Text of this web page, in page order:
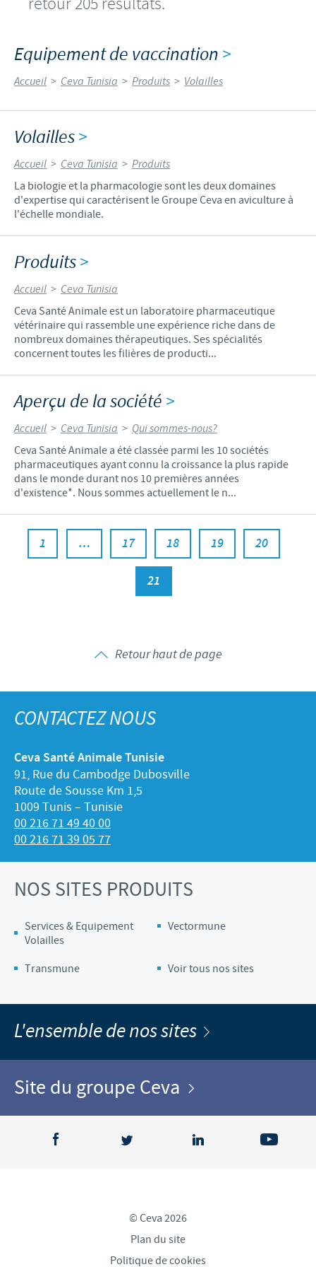
Equipement de vaccination >
Accueil > Ceva Tunisia > Produits > Volailles
Volailles>
Accueil > Ceva Tunisia > Produits
La biologie et la pharmacologie sont les deux domaines
d'expertise qui caractérisent le Groupe Ceva en aviculture à
l'échelle mondiale.
Produits>
Accueil > Ceva Tunisia
Ceva Santé Animale est un laboratoire pharmaceutique
vétérinaire qui rassemble une expérience riche dans de
nombreux domaines thérapeutiques. Ses spécialités
concernent toutes les filières de producti...
Aperçu de la société >
Accueil > Ceva Tunisia > Qui sommes-nous?
Ceva Santé Animale a été classée parmi les 10 sociétés
pharmaceutiques ayant connu la croissance la plus rapide
dans le monde durant nos 10 premières années
d'existence*. Nous sommes actuellement le n...
1 … 17 18 19 20
21
Retour haut de page
CONTACTEZ NOUS
Ceva Santé Animale Tunisie
91, Rue du Cambodge Dubosville
Route de Sousse Km 1,5
1009 Tunis – Tunisie
00 216 71 49 40 00
00 216 71 39 05 77
NOS SITES PRODUITS
Services & Equipement
Volailles
Vectormune
Transmune Voir tous nos sites
L'ensemble de nos sites
Site du groupe Ceva
© Ceva 2026
Plan du site
Politique de cookies